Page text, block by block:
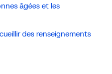
âgées et les
des renseignements